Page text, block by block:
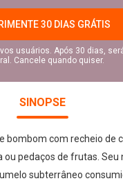
30 DIAS GRÁTIS
usuários. Após 30 dias,
Cancele quando quiser.
SINOPSE
bombom com recheio de
ou pedaços de frutas. Seu
subterrâneo